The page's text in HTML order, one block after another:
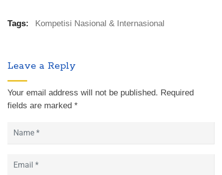
Tags: Kompetisi Nasional & Internasional
Leave a Reply
Your email address will not be published. Required
fields are marked *